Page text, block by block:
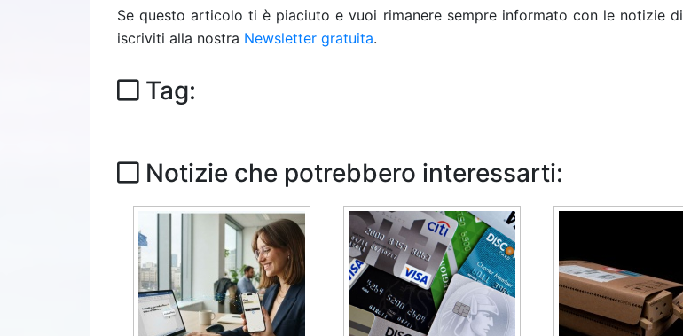
Se questo articolo ti è piaciuto e vuoi rimanere sempre informato con le notizie di
iscriviti alla nostra Newsletter gratuita.
Tag:
Notizie che potrebbero interessarti: